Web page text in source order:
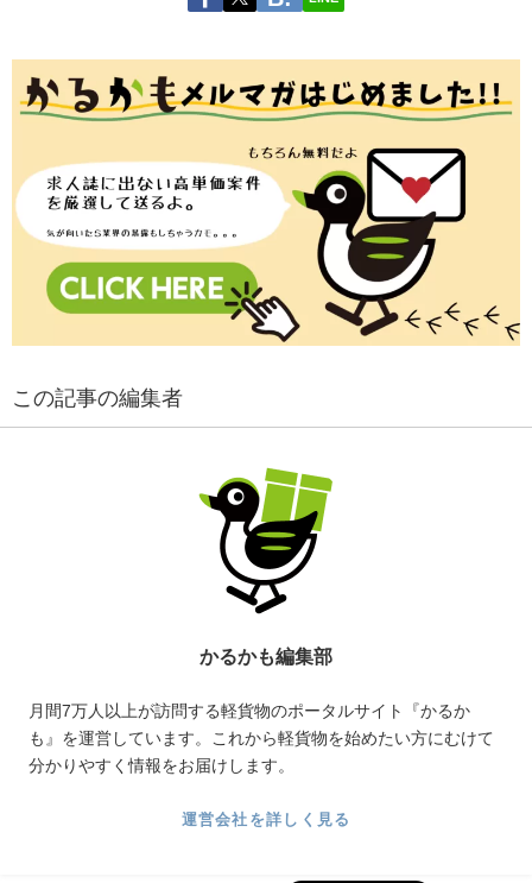
この記事の編集者
かるかも編集部
月間7万人以上が訪問する軽貨物のポータルサイト『かるか
も』を運営しています。これから軽貨物を始めたい方にむけて
分かりやすく情報をお届けします。
運営会社を詳しく見る